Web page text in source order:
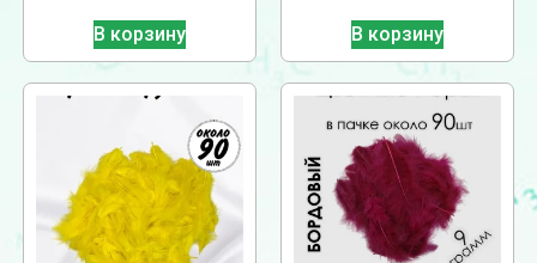
В корзину В корзину